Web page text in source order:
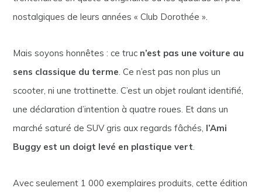
nostalgiques de leurs années « Club Dorothée ».
Mais soyons honnêtes : ce truc n’est pas une voiture au
sens classique du terme. Ce n’est pas non plus un
scooter, ni une trottinette. C’est un objet roulant identifié,
une déclaration d’intention à quatre roues. Et dans un
marché saturé de SUV gris aux regards fâchés, l’Ami
Buggy est un doigt levé en plastique vert.
Avec seulement 1 000 exemplaires produits, cette édition